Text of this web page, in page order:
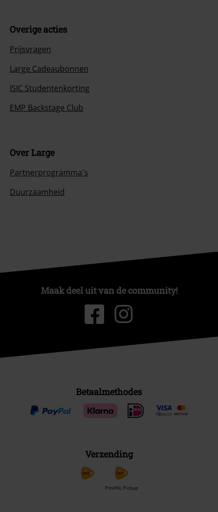
Overige acties
Prijsvragen
Large Cadeaubonnen
ISIC Studentenkorting
EMP Backstage Club
Over Large
Partnerprogramma's
Duurzaamheid
Maak deel uit van de community!
Betaalmethodes
Verzending
PostNL Pickup